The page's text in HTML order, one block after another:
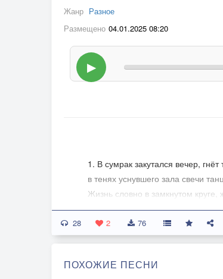
Жанр Разное
Размещено 04.01.2025 08:20
▶
1. В сумрак закутался вечер,
в тенях уснувшего зала свечи
Жизнь словно в замкнутом круге,
рвётся душа по дорогам к той,
Припев:
Ты ко мне сойди с млечного
28 2 76
ПОХОЖИЕ ПЕСНИ